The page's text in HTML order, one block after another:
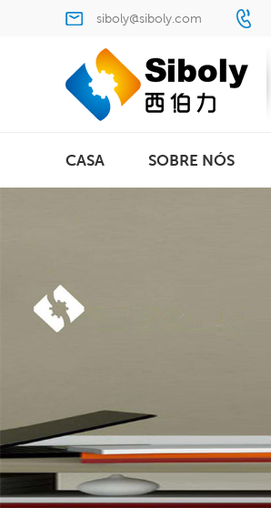
siboly@siboly.com
CASA SOBRE NÓS